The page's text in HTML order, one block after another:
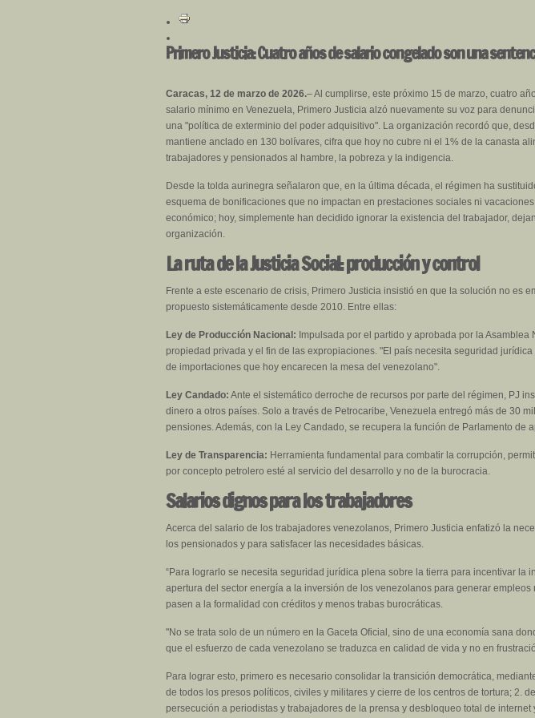
Primero Justicia: Cuatro años de salario congelado son una
Caracas, 12 de marzo de 2026.– Al cumplirse, este próximo 15 de marzo, cuatro
salario mínimo en Venezuela, Primero Justicia alzó nuevamente su voz para
una "política de exterminio del poder adquisitivo". La organización recordó que,
mantiene anclado en 130 bolívares, cifra que hoy no cubre ni el 1% de la canasta
trabajadores y pensionados al hambre, la pobreza y la indigencia.
Desde la tolda aurinegra señalaron que, en la última década, el régimen ha
esquema de bonificaciones que no impactan en prestaciones sociales ni
económico; hoy, simplemente han decidido ignorar la existencia del trabajador,
organización.
La ruta de la Justicia Social: producción y control
Frente a este escenario de crisis, Primero Justicia insistió en que la solución no es
propuesto sistemáticamente desde 2010. Entre ellas:
Ley de Producción Nacional: Impulsada por el partido y aprobada por la
propiedad privada y el fin de las expropiaciones. "El país necesita seguridad
de importaciones que hoy encarecen la mesa del venezolano".
Ley Candado: Ante el sistemático derroche de recursos por parte del régimen, PJ
dinero a otros países. Solo a través de Petrocaribe, Venezuela entregó más de 30
pensiones. Además, con la Ley Candado, se recupera la función de Parlamento de
Ley de Transparencia: Herramienta fundamental para combatir la corrupción,
por concepto petrolero esté al servicio del desarrollo y no de la burocracia.
Salarios dignos para los trabajadores
Acerca del salario de los trabajadores venezolanos, Primero Justicia enfatizó la
los pensionados y para satisfacer las necesidades básicas.
“Para lograrlo se necesita seguridad jurídica plena sobre la tierra para incentivar
apertura del sector energía a la inversión de los venezolanos para generar
pasen a la formalidad con créditos y menos trabas burocráticas.
"No se trata solo de un número en la Gaceta Oficial, sino de una economía sana
que el esfuerzo de cada venezolano se traduzca en calidad de vida y no en
Para lograr esto, primero es necesario consolidar la transición democrática,
de todos los presos políticos, civiles y militares y cierre de los centros de tortura; 2.
persecución a periodistas y trabajadores de la prensa y desbloqueo total de